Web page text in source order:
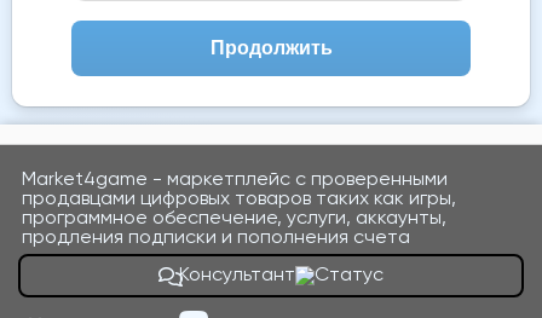
Продолжить
Market4game - маркетплейс с проверенными
продавцами цифровых товаров таких как игры,
программное обеспечение, услуги, аккаунты,
продления подписки и пополнения счета
Консультант